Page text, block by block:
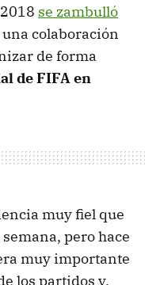
se zambulló
colaboración
de forma
de FIFA en
muy fiel que
pero hace
muy importante
los partidos y,